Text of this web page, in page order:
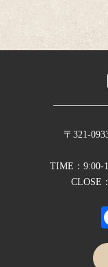
〒321-
TIME：9:00-
CLOSE